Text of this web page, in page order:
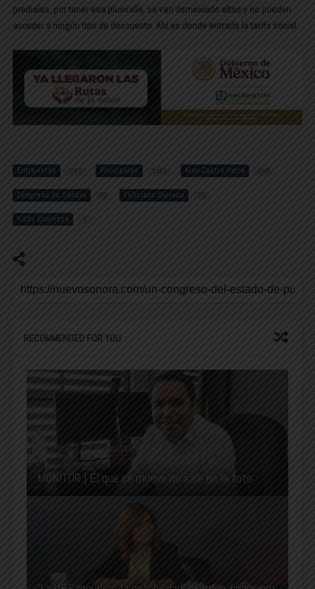
prediales, por tener esa plusvalía, se van demasiado altos y no pueden
acceder a ningún tipo de descuento. Ahí es donde entraría la tarifa social.
Entrevistas 787 Principales 1485 Alan Castro Parra 159
Congreso de Sonora 26 Feliciano Guirado 75
Vicky Espinoza 3
RECOMMENDED FOR YOU
MONITOR | El que se mueve no sale en la foto